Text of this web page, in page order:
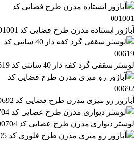
آباژور ایستاده مدرن طرح فضایی کد 001001
لوستر سقفی گرد کفه دار 40 سانتی کد 00619
آباژور رو میزی مدرن طرح فضایی کد 00692
لوستر دیواری مدرن طرح عصایی کد 00704